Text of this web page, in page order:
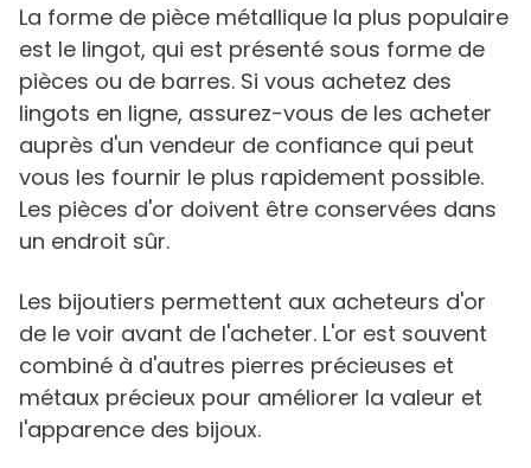
La forme de pièce métallique la plus populaire
est le lingot, qui est présenté sous forme de
pièces ou de barres. Si vous achetez des
lingots en ligne, assurez-vous de les acheter
auprès d'un vendeur de confiance qui peut
vous les fournir le plus rapidement possible.
Les pièces d'or doivent être conservées dans
un endroit sûr.
Les bijoutiers permettent aux acheteurs d'or
de le voir avant de l'acheter. L'or est souvent
combiné à d'autres pierres précieuses et
métaux précieux pour améliorer la valeur et
l'apparence des bijoux.